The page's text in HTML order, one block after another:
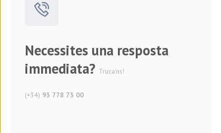
Necessites una resposta
immediata? Truca'ns!
(+34) 93 778 73 00